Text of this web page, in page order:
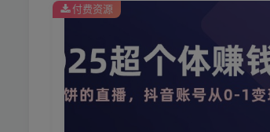
付费资源